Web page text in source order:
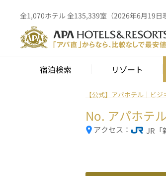
全1,070ホテル 全135,339室（2026年6月19日
宿泊検索 リゾート
【公式】アパホテル｜ビ
No. アパホテ
アクセス： JR「